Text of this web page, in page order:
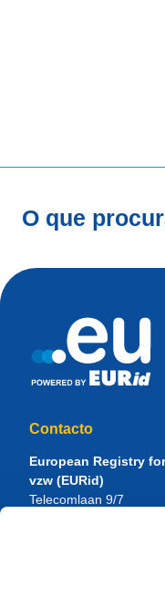
O que
Contacto
European Registry
vzw (EURid)
Telecomlaan 9/7
RPR Brussel – VAT